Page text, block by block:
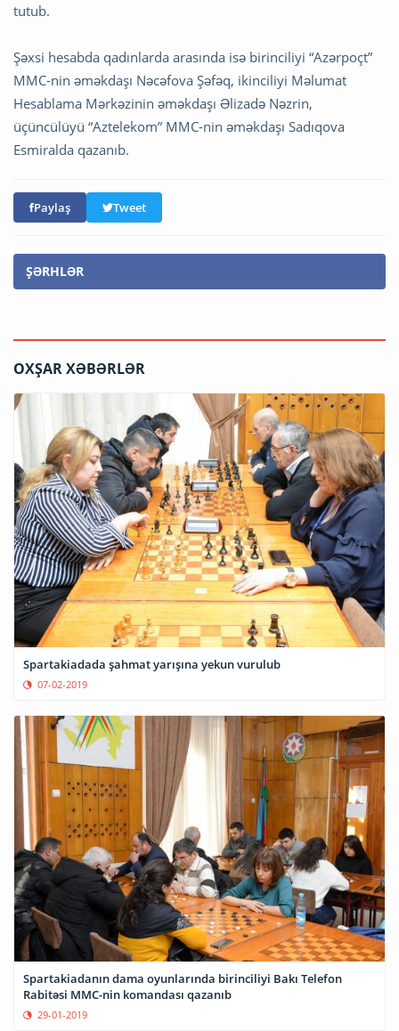
tutub.
Şəxsi hesabda qadınlarda arasında isə birinciliyi “Azərpoçt”
MMC-nin əməkdaşı Nəcəfova Şəfəq, ikinciliyi Məlumat
Hesablama Mərkəzinin əməkdaşı Əlizadə Nəzrin,
üçüncülüyü “Aztelekom” MMC-nin əməkdaşı Sadıqova
Esmiralda qazanıb.
Paylaş Tweet
ŞƏRHLƏR
OXŞAR XƏBƏRLƏR
Spartakiadada şahmat yarışına yekun vurulub
07-02-2019
Spartakiadanın dama oyunlarında birinciliyi Bakı Telefon
Rabitəsi MMC-nin komandası qazanıb
29-01-2019